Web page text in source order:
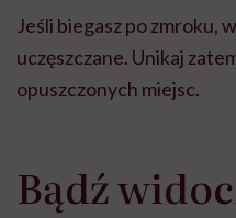
Jeśli biegasz po zmroku,
uczęszczane. Unikaj
opuszczonych miejsc.
Bądź